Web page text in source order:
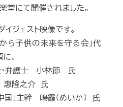
堂にて開催されました。
イジェスト映像です。
ら子供の未来を守る会」代
、
弁護士 小林節 氏
惠隆之介 氏
」主幹 鳴霞（めいか） 氏